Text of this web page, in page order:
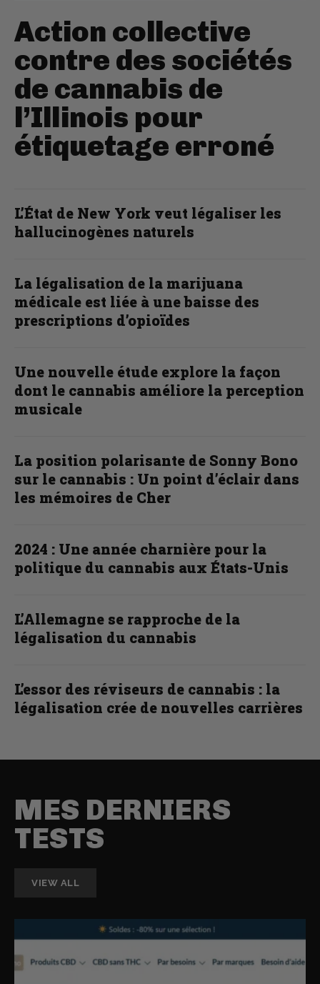
Action collective
contre des sociétés
de cannabis de
l’Illinois pour
étiquetage erroné
L’État de New York veut légaliser les
hallucinogènes naturels
La légalisation de la marijuana
médicale est liée à une baisse des
prescriptions d’opioïdes
Une nouvelle étude explore la façon
dont le cannabis améliore la perception
musicale
La position polarisante de Sonny Bono
sur le cannabis : Un point d’éclair dans
les mémoires de Cher
2024 : Une année charnière pour la
politique du cannabis aux États-Unis
L’Allemagne se rapproche de la
légalisation du cannabis
L’essor des réviseurs de cannabis : la
légalisation crée de nouvelles carrières
MES DERNIERS
TESTS
VIEW ALL